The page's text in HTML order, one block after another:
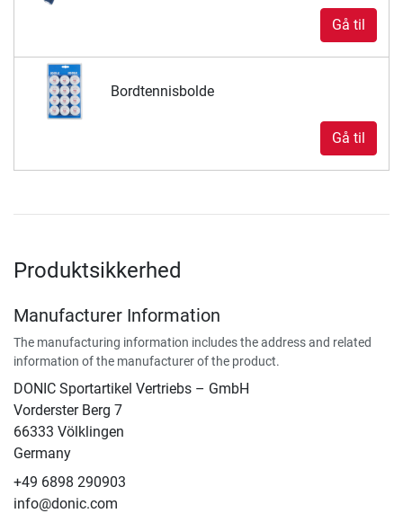
Gå til
Bordtennisbolde
Gå til
Produktsikkerhed
Manufacturer Information
The manufacturing information includes the address and related
information of the manufacturer of the product.
DONIC Sportartikel Vertriebs – GmbH
Vorderster Berg 7
66333 Völklingen
Germany
+49 6898 290903
info@donic.com